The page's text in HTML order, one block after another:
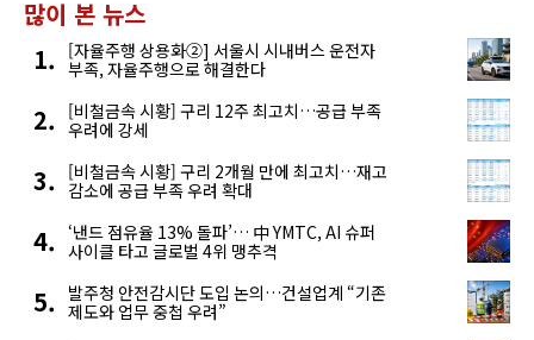
많이 본 뉴스
[자율주행 상용화②] 서울시 시내버스 운전자
부족, 자율주행으로 해결한다
[비철금속 시황] 구리 12주 최고치…공급 부족
우려에 강세
[비철금속 시황] 구리 2개월 만에 최고치…재고
감소에 공급 부족 우려 확대
‘낸드 점유율 13% 돌파’… 中 YMTC, AI 슈퍼
사이클 타고 글로벌 4위 맹추격
발주청 안전감시단 도입 논의…건설업계 “기존
제도와 업무 중첩 우려”